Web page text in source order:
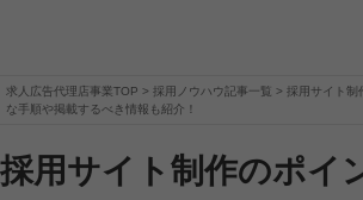
採用サイト制作のポイ
求人広告代理店事業TOP > 採用ノウハウ記事一覧 > 採用サイト制
な手順や掲載するべき情報も紹介！